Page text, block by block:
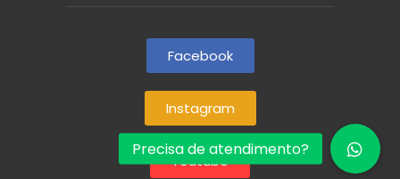
Facebook
Instagram
Youtube